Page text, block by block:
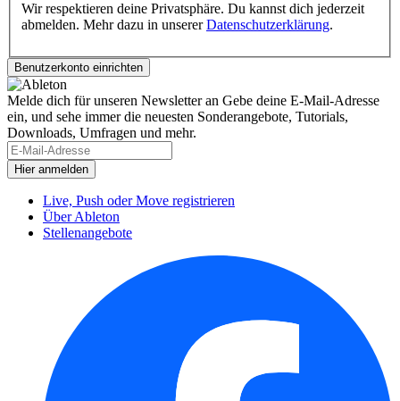
Wir respektieren deine Privatsphäre. Du kannst dich jederzeit
abmelden. Mehr dazu in unsererDatenschutzerklärung.
Melde dich für unseren Newsletter an Gebe deine E-Mail-Adresse
ein, und sehe immer die neuesten Sonderangebote, Tutorials,
Downloads, Umfragen und mehr.
Live, Push oder Move registrieren
Über Ableton
Stellenangebote